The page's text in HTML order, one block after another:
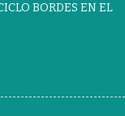
BORDES EN EL